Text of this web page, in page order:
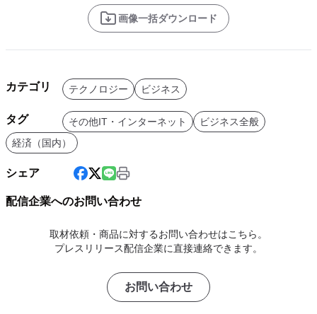
画像一括ダウンロード
カテゴリ テクノロジー ビジネス
タグ その他IT・インターネット
ビジネス全般
経済（国内）
シェア
配信企業へのお問い合わせ
取材依頼・商品に対するお問い合わせはこちら。
プレスリリース配信企業に直接連絡できます。
お問い合わせ